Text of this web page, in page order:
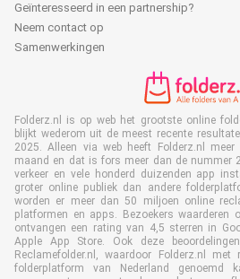
Geïnteresseerd in een partnership?
Neem contact op
Samenwerkingen
Folderz.nl is op web het grootste online
blijkt wederom uit de meest recente
2025. Alleen via web heeft Folderz.nl
maand en dat is fors meer dan de nummer
verkeer en vele honderd duizenden app
groter online publiek dan andere
worden er meer dan 50 miljoen online
platformen en apps. Bezoekers waarderen
ontvangen een rating van 4,5 sterren in
Apple App Store. Ook deze
Reclamefolder.nl, waardoor Folderz.nl
folderplatform van Nederland genoemd